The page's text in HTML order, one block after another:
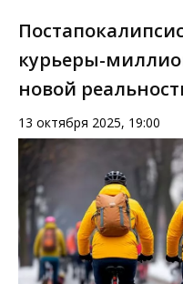
курьеры-
новой
13 октября 2025, 19:00